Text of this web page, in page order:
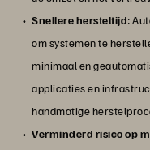
Snellere hersteltijd:
om systemen te
minimaal en
applicaties en
handmatige
Verminderd risico op